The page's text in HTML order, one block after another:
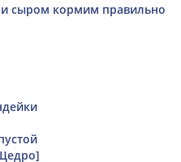
сыром кормим правильно